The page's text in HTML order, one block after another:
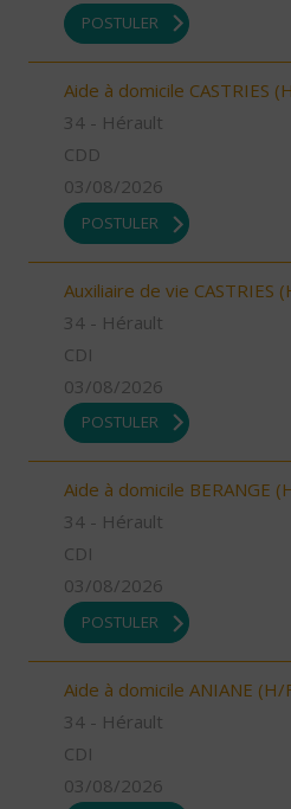
POSTULER
Aide à domicile CASTRIES
34 - Hérault
CDD
03/08/2026
POSTULER
Auxiliaire de vie CASTRIES
34 - Hérault
CDI
03/08/2026
POSTULER
Aide à domicile BERANGE
34 - Hérault
CDI
03/08/2026
POSTULER
Aide à domicile ANIANE (H/
34 - Hérault
CDI
03/08/2026